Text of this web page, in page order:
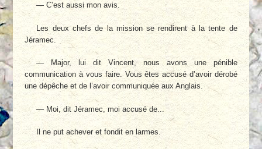
— C’est aussi mon avis.
Les deux chefs de la mission se rendirent à la tente de
Jéramec.
— Major, lui dit Vincent, nous avons une pénible
communication à vous faire. Vous êtes accusé d’avoir dérobé
une dépêche et de l’avoir communiquée aux Anglais.
— Moi, dit Jéramec, moi accusé de...
Il ne put achever et fondit en larmes.